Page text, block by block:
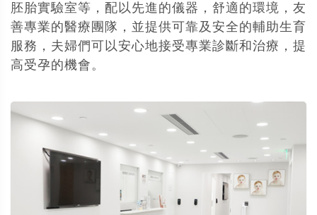
胚胎實驗室等，配以先進的儀器，舒適的環境，友
善專業的醫療團隊，並提供可靠及安全的輔助生育
服務，夫婦們可以安心地接受專業診斷和治療，提
高受孕的機會。